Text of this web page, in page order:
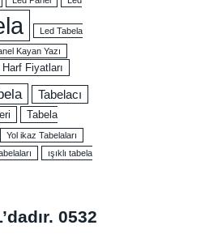
Led Tabela
Kayan Yazı
Fiyatları
Tabelacı
Tabela
Yol ikaz Tabelaları
ışıklı tabela
0532